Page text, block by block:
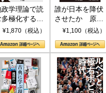
政学理論で読
多極化する世
トランプと
¥1,870（税込）
誰が日本を降伏
させたか 原爆
投下、ソ連参
(PHP新書)
¥1,100（税込）